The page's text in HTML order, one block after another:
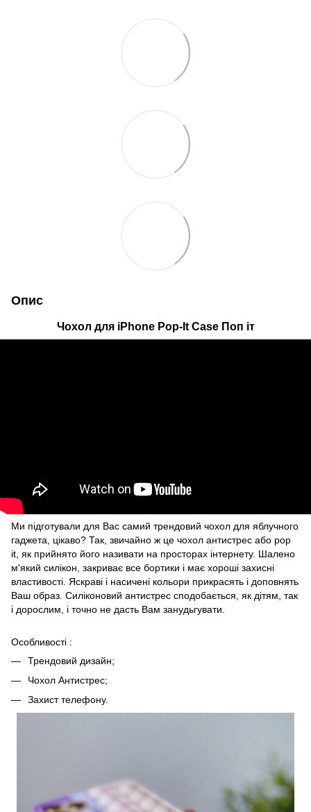
Опис
Чохол для iPhone Pop-It Case Поп іт
Ми підготували для Вас самий трендовий чохол для яблучного
гаджета, цікаво? Так, звичайно ж це чохол антистрес або pop
it, як прийнято його називати на просторах інтернету. Шалено
м'який силікон, закриває все бортики і має хороші захисні
властивості. Яскраві і насичені кольори прикрасять і доповнять
Ваш образ. Силіконовий антистрес сподобається, як дітям, так
і дорослим, і точно не дасть Вам занудьгувати.
Особливості :
Трендовий дизайн;
Чохол Антистрес;
Захист телефону.